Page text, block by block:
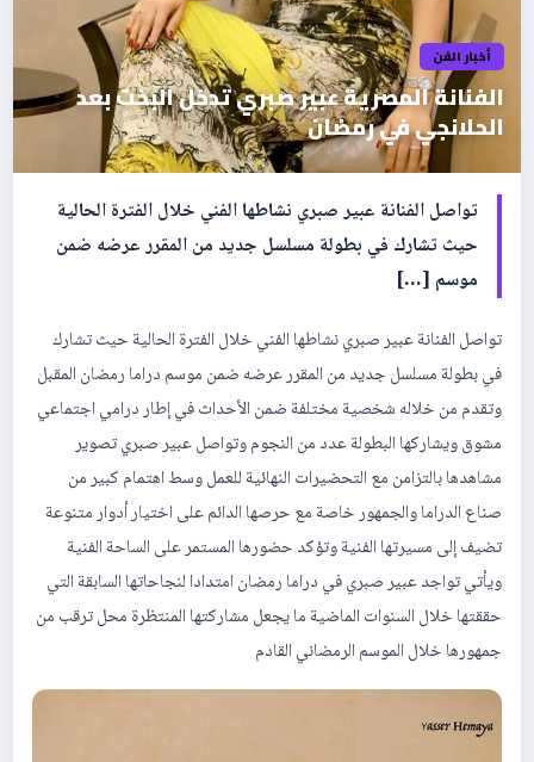
أخبار الفن
الفنانة المصرية عبير صبري تدخل البخت بعد
الحلانجي في رمضان
تواصل الفنانة عبير صبري نشاطها الفني خلال الفترة الحالية
حيث تشارك في بطولة مسلسل جديد من المقرر عرضه ضمن
موسم […]
تواصل الفنانة عبير صبري نشاطها الفني خلال الفترة الحالية حيث تشارك
في بطولة مسلسل جديد من المقرر عرضه ضمن موسم دراما رمضان المقبل
وتقدم من خلاله شخصية مختلفة ضمن الأحداث في إطار درامي اجتماعي
مشوق ويشاركها البطولة عدد من النجوم وتواصل عبير صبري تصوير
مشاهدها بالتزامن مع التحضيرات النهائية للعمل وسط اهتمام كبير من
صناع الدراما والجمهور خاصة مع حرصها الدائم على اختيار أدوار متنوعة
تضيف إلى مسيرتها الفنية وتؤكد حضورها المستمر على الساحة الفنية
ويأتي تواجد عبير صبري في دراما رمضان امتدادا لنجاحاتها السابقة التي
حققتها خلال السنوات الماضية ما يجعل مشاركتها المنتظرة محل ترقب من
جمهورها خلال الموسم الرمضاني القادم